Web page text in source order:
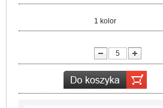
1 kolor